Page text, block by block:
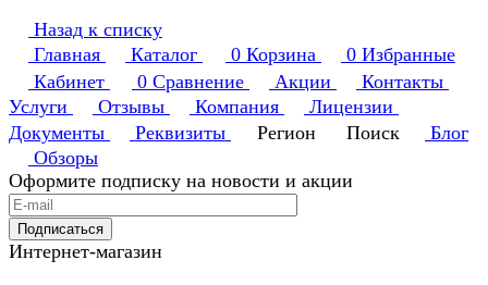
Назад к списку
Главная
Каталог 0 Корзина 0 Избранные
Кабинет
0 Сравнение Акции
Контакты
Услуги
Отзывы Компания
Лицензии
Документы
Реквизиты Регион Поиск
Блог
Обзоры
Оформите подписку на новости и акции
Подписаться
Интернет-магазин